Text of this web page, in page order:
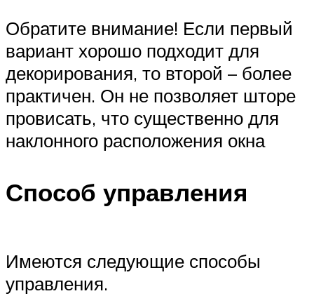
Обратите внимание! Если первый
вариант хорошо подходит для
декорирования, то второй – более
практичен. Он не позволяет шторе
провисать, что существенно для
наклонного расположения окна
Способ управления
Имеются следующие способы
управления.